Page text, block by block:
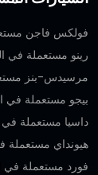
فولكس فاجن
رينو مستعملة في
مرسيدس-بنز
بيجو مستعملة في
داسيا مستعملة
هيونداي مستعملة
فورد مستعملة في